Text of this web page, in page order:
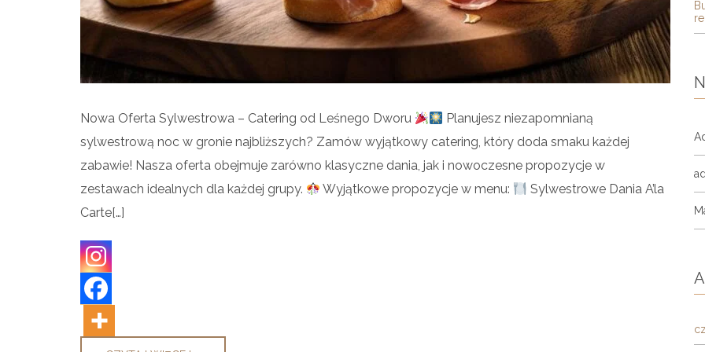
Nowa Oferta Sylwestrowa – Catering od Leśnego Dworu
Planujesz niezapomnianą
sylwestrową noc w gronie najbliższych? Zamów wyjątkowy catering, który doda smaku każdej
zabawie! Nasza oferta obejmuje zarówno klasyczne dania, jak i nowoczesne propozycje w
zestawach idealnych dla każdej grupy.
Wyjątkowe propozycje w menu:
Sylwestrowe Dania A’la
Carte[…]